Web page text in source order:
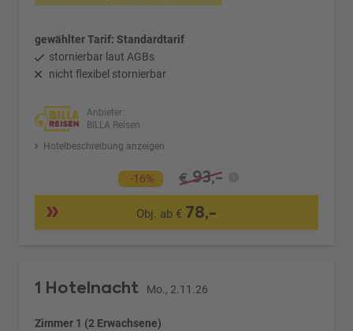
gewählter Tarif: Standardtarif
stornierbar laut AGBs
nicht flexibel stornierbar
Anbieter:
BILLA Reisen
Hotelbeschreibung anzeigen
-16% € 93,-
Obj. ab € 78,-
1 Hotelnacht Mo., 2.11.26
Zimmer 1 (2 Erwachsene)